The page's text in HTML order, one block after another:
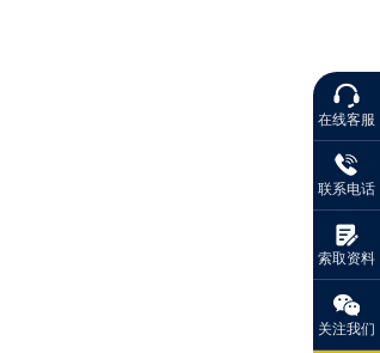
在线客服
联系电话
索取资料
关注我们